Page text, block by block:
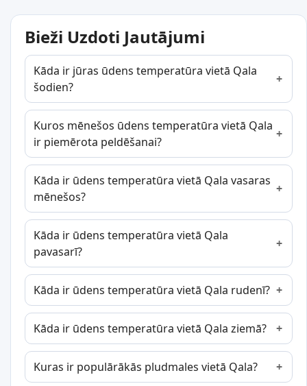
Bieži Uzdoti Jautājumi
Kāda ir jūras ūdens temperatūra vietā Qala
šodien?
Kuros mēnešos ūdens temperatūra vietā Qala
ir piemērota peldēšanai?
Kāda ir ūdens temperatūra vietā Qala vasaras
mēnešos?
Kāda ir ūdens temperatūra vietā Qala
pavasarī?
Kāda ir ūdens temperatūra vietā Qala rudenī?
Kāda ir ūdens temperatūra vietā Qala ziemā?
Kuras ir populārākās pludmales vietā Qala?